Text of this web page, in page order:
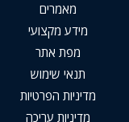
מאמרים
מידע מקצועי
מפת אתר
תנאי שימוש
מדיניות הפרטיות
מדיניות עריכה